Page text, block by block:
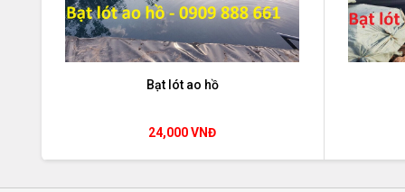
Bạt lót ao hồ
24,000 VNĐ